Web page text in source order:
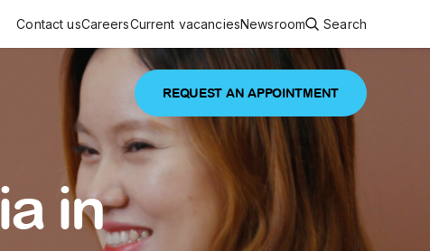
Featured article
services
stage of life
comprehensive interdisciplinary
REQUEST AN APPOINTMENT
Contact usCareersCurrent vacanciesNewsroom Search
in